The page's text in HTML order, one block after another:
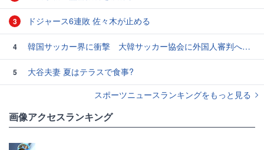
3 ドジャース6連敗 佐々木が止める
4 韓国サッカー界に衝撃 大韓サッカー協会に外国人審判への“性的接待”疑惑 韓国メディアが報道
5
大谷夫妻 夏はテラスで食事?
スポーツニュースランキングをもっと見る
画像アクセスランキング